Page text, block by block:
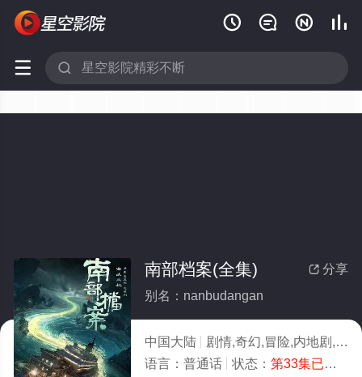
   
 
 分享
南部档案(全集)
别名：nanbudangan
中国大陆
剧情,奇幻,冒险,内地剧,大陆
语言： 普通话 状态： 第33集已完结